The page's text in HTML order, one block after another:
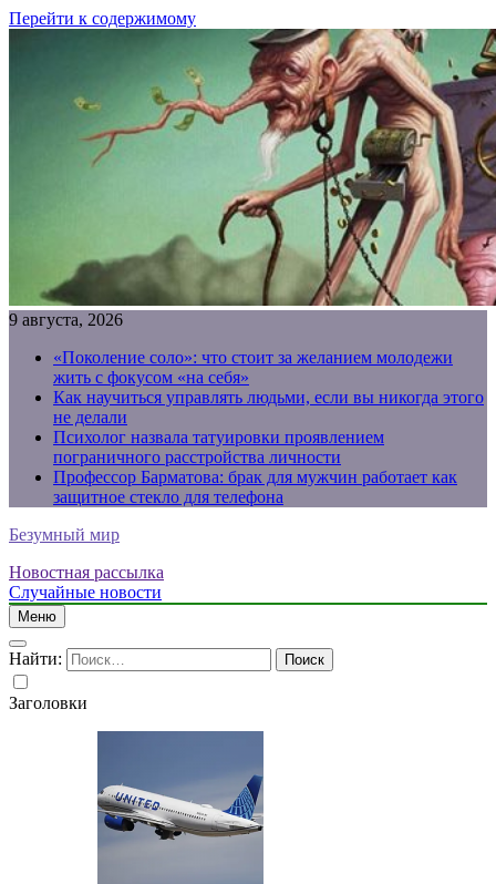
Перейти к содержимому
9 августа, 2026
«Поколение соло»: что стоит за желанием молодежи
жить с фокусом «на себя»
Как научиться управлять людьми, если вы никогда этого
не делали
Психолог назвала татуировки проявлением
пограничного расстройства личности
Профессор Барматова: брак для мужчин работает как
защитное стекло для телефона
Безумный мир
Новостная рассылка
Случайные новости
Меню
Найти:
Заголовки